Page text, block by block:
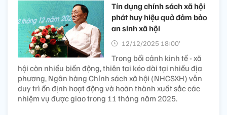
Tín dụng chính sách xã hội
phát huy hiệu quả đảm bảo
an sinh xã hội
12/12/2025 18:00’
Trong bối cảnh kinh tế - xã
hội còn nhiều biến động, thiên tai kéo dài tại nhiều địa
phương, Ngân hàng Chính sách xã hội (NHCSXH) vẫn
duy trì ổn định hoạt động và hoàn thành xuất sắc các
nhiệm vụ được giao trong 11 tháng năm 2025.